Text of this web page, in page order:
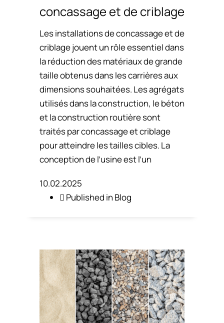
concassage et de criblage
Les installations de concassage et de
criblage jouent un rôle essentiel dans
la réduction des matériaux de grande
taille obtenus dans les carrières aux
dimensions souhaitées. Les agrégats
utilisés dans la construction, le béton
et la construction routière sont
traités par concassage et criblage
pour atteindre les tailles cibles. La
conception de l’usine est l’un
10.02.2025
Published in Blog